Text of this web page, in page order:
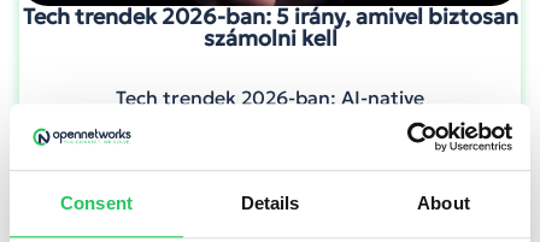
Consent Details About
Tech trendek 2026-ban: 5 irány, amivel biztosan
számolni kell
Tech trendek 2026-ban: AI-native
ügyfélszolgálat, CCaaS 2.0, NIS2-kompatibilis
biztonság és emberközpontú, fenntartható call